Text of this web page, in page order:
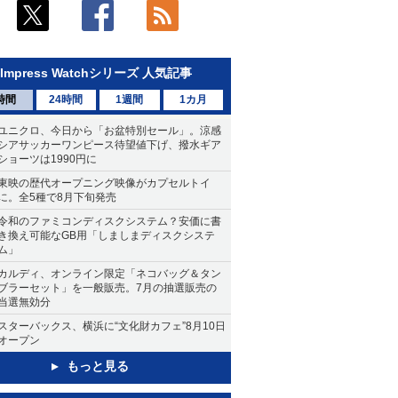
Impress Watchシリーズ 人気記事
間 24時間 1週間 1カ月
ニクロ、今日から「お盆特別セール」。涼感
アサッカーワンピース待望値下げ、撥水ギア
ョーツは1990円に
映の歴代オープニング映像がカプセルトイ
。全5種で8月下旬発売
和のファミコンディスクシステム？安価に書
換え可能なGB用「しましまディスクシステ
」
ルディ、オンライン限定「ネコバッグ＆タン
ラーセット」を一般販売。7月の抽選販売の
選無効分
ターバックス、横浜に“文化財カフェ”8月10日
ープン
もっと見る